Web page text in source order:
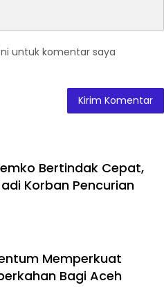
untuk komentar saya
Bertindak Cepat,
Korban Pencurian
Memperkuat
Bagi Aceh